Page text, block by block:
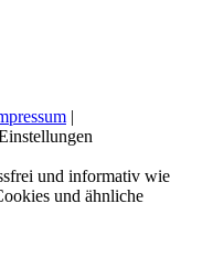
|
und informativ wie
und ähnliche